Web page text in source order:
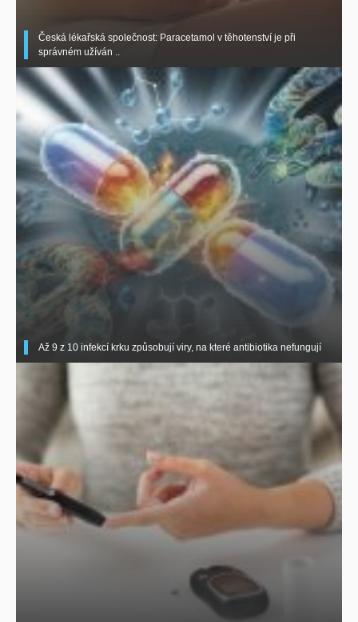
Česká lékařská společnost: Paracetamol v těhotenství je při
správném užíván ..
Až 9 z 10 infekcí krku způsobují viry, na které antibiotika nefungují